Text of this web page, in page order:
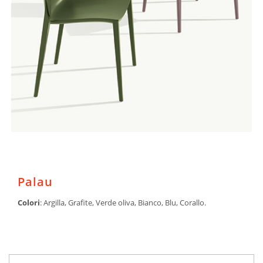
Palau
Colori: Argilla, Grafite, Verde oliva, Bianco, Blu, Corallo.